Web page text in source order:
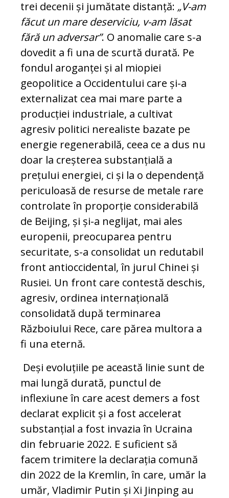
trei decenii și jumătate distanță: „V-am
făcut un mare deserviciu, v-am lăsat
fără un adversar”. O anomalie care s-a
dovedit a fi una de scurtă durată. Pe
fondul aroganței și al miopiei
geopolitice a Occidentului care și-a
externalizat cea mai mare parte a
producției industriale, a cultivat
agresiv politici nerealiste bazate pe
energie regenerabilă, ceea ce a dus nu
doar la creșterea substanțială a
prețului energiei, ci și la o dependență
periculoasă de resurse de metale rare
controlate în proporție considerabilă
de Beijing, și și-a neglijat, mai ales
europenii, preocuparea pentru
securitate, s-a consolidat un redutabil
front antioccidental, în jurul Chinei și
Rusiei. Un front care contestă deschis,
agresiv, ordinea internațională
consolidată după terminarea
Războiului Rece, care părea multora a
fi una eternă.
Deși evoluțiile pe această linie sunt de
mai lungă durată, punctul de
inflexiune în care acest demers a fost
declarat explicit și a fost accelerat
substanțial a fost invazia în Ucraina
din februarie 2022. E suficient să
facem trimitere la declarația comună
din 2022 de la Kremlin, în care, umăr la
umăr, Vladimir Putin și Xi Jinping au